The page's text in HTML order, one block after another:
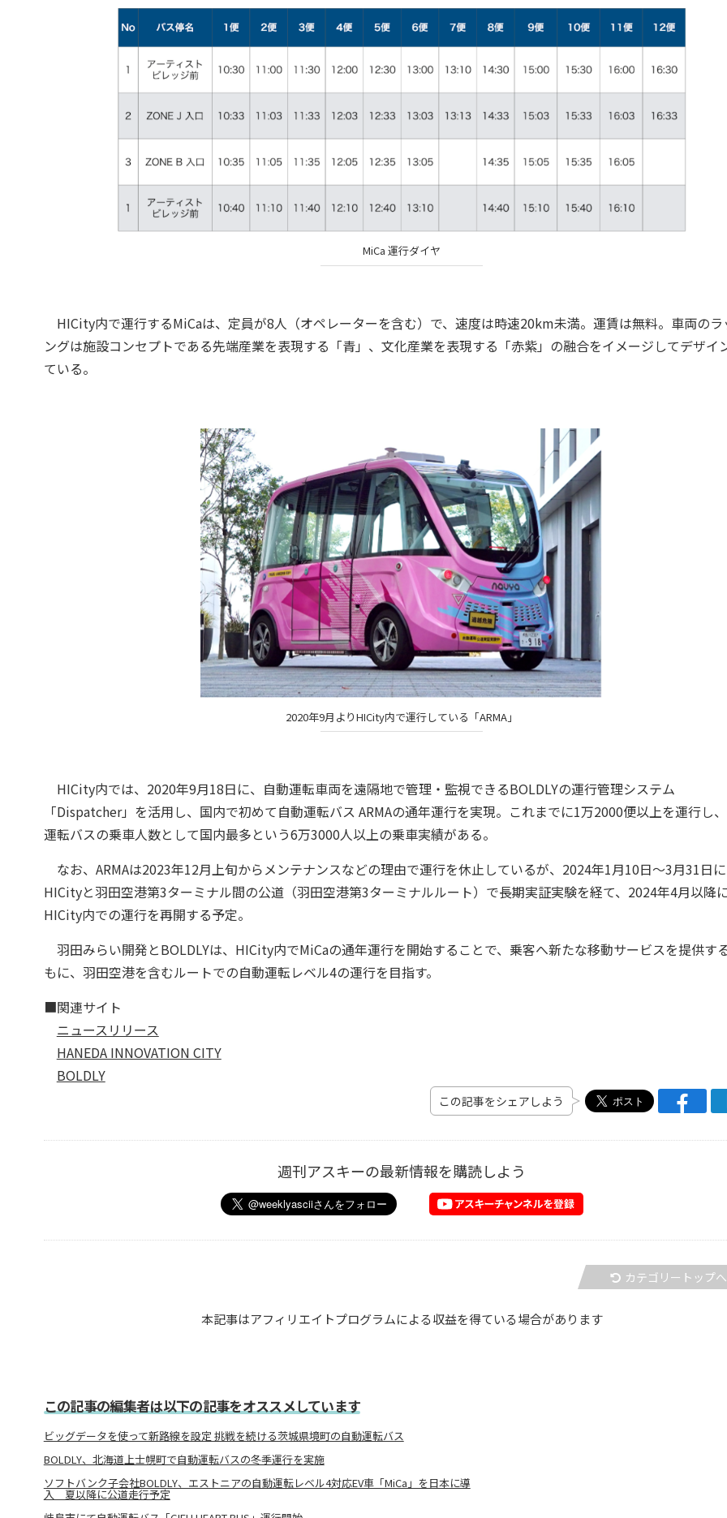
MiCa 運行ダイヤ
HICity内で運行するMiCaは、定員が8人（オペレーターを含む）で、速度は時速20km未満。運賃は無料。車両のラ
ングは施設コンセプトである先端産業を表現する「青」、文化産業を表現する「赤紫」の融合をイメージしてデザイ
ている。
2020年9月よりHICity内で運行している「ARMA」
HICity内では、2020年9月18日に、自動運転車両を遠隔地で管理・監視できるBOLDLYの運行管理システム
「Dispatcher」を活用し、国内で初めて自動運転バス ARMAの通年運行を実現。これまでに1万2000便以上を運行し
運転バスの乗車人数として国内最多という6万3000人以上の乗車実績がある。
なお、ARMAは2023年12月上旬からメンテナンスなどの理由で運行を休止しているが、2024年1月10日～3月31日に
HICityと羽田空港第3ターミナル間の公道（羽田空港第3ターミナルルート）で長期実証実験を経て、2024年4月以降
HICity内での運行を再開する予定。
羽田みらい開発とBOLDLYは、HICity内でMiCaの通年運行を開始することで、乗客へ新たな移動サービスを提供す
もに、羽田空港を含むルートでの自動運転レベル4の運行を目指す。
■関連サイト
ニュースリリース
HANEDA INNOVATION CITY
BOLDLY
この記事をシェアしよう
週刊アスキーの最新情報を購読しよう
カテゴリートップへ
本記事はアフィリエイトプログラムによる収益を得ている場合があります
この記事の編集者は以下の記事をオススメしています
ビッグデータを使って新路線を設定 挑戦を続ける茨城県境町の自動運転バス
BOLDLY、北海道上士幌町で自動運転バスの冬季運行を実施
ソフトバンク子会社BOLDLY、エストニアの自動運転レベル4対応EV車「MiCa」を日本に導
入 夏以降に公道走行予定